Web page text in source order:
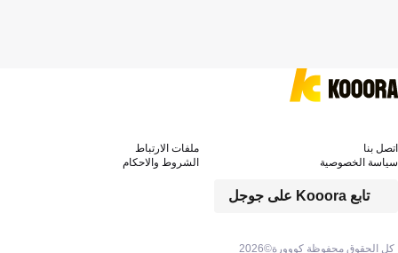
كل الحقوق محفوظة كووورة©2026
تابع Kooora على جوجل
اتصل بنا
ملفات الارتباط
سياسة الخصوصية
الشروط والاحكام